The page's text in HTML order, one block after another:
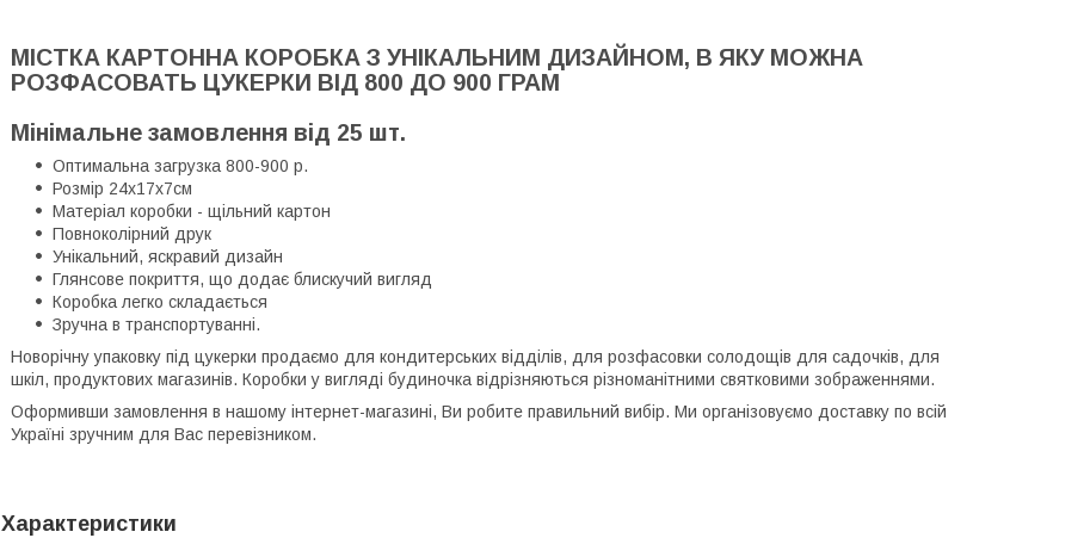
МІСТКА КАРТОННА КОРОБКА З УНІКАЛЬНИМ ДИЗАЙНОМ, В ЯКУ МОЖНА
РОЗФАСОВАТЬ ЦУКЕРКИ ВІД 800 ДО 900 ГРАМ
Мінімальне замовлення від 25 шт.
Оптимальна загрузка 800-900 р.
Розмір 24х17х7см
Матеріал коробки - щільний картон
Повноколірний друк
Унікальний, яскравий дизайн
Глянсове покриття, що додає блискучий вигляд
Коробка легко складається
Зручна в транспортуванні.
Новорічну упаковку під цукерки продаємо для кондитерських відділів, для розфасовки солодощів для садочків, для
шкіл, продуктових магазинів. Коробки у вигляді будиночка відрізняються різноманітними святковими зображеннями.
Оформивши замовлення в нашому інтернет-магазині, Ви робите правильний вибір. Ми організовуємо доставку по всій
Україні зручним для Вас перевізником.
Характеристики